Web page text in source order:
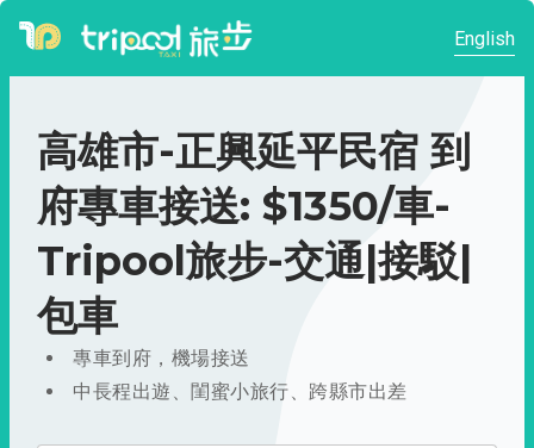
English
高雄市-正興延平民宿 到
府專車接送: $1350/車-
Tripool旅步-交通|接駁|
包車
專車到府，機場接送
中長程出遊、閨蜜小旅行、跨縣市出差